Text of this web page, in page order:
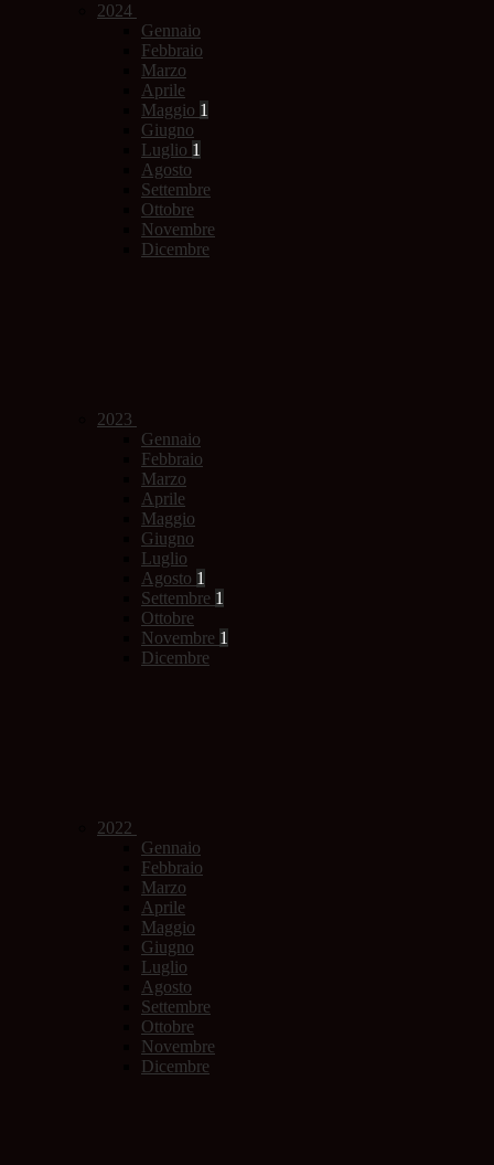
2024
Gennaio
Febbraio
Marzo
Aprile
Maggio 1
Giugno
Luglio 1
Agosto
Settembre
Ottobre
Novembre
Dicembre
2023
Gennaio
Febbraio
Marzo
Aprile
Maggio
Giugno
Luglio
Agosto 1
Settembre 1
Ottobre
Novembre 1
Dicembre
2022
Gennaio
Febbraio
Marzo
Aprile
Maggio
Giugno
Luglio
Agosto
Settembre
Ottobre
Novembre
Dicembre